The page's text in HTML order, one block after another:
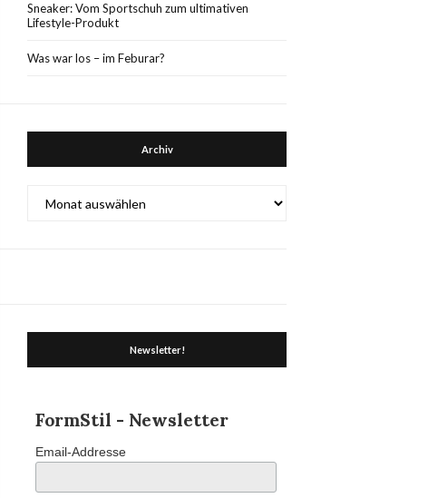
Sneaker: Vom Sportschuh zum ultimativen
Lifestyle-Produkt
Was war los – im Feburar?
Archiv
Newsletter!
FormStil - Newsletter
Email-Addresse